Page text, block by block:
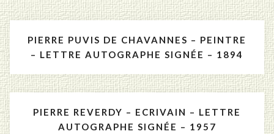
Navigation
de
l’article
PIERRE PUVIS DE CHAVANNES – PEINTRE
– LETTRE AUTOGRAPHE SIGNÉE – 1894
PIERRE REVERDY – ECRIVAIN – LETTRE
AUTOGRAPHE SIGNÉE – 1957